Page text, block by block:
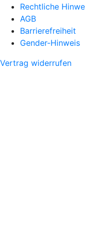
Rechtliche
AGB
Barrierefreiheit
Gender-Hinweis
Vertrag widerrufen